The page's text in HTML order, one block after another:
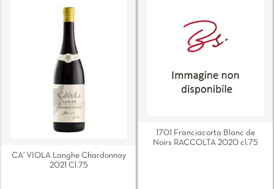
CA' VIOLA Langhe Chardonnay
2021 Cl.75
1701 Franciacorta Blanc de
Noirs RACCOLTA 2020 cl.75